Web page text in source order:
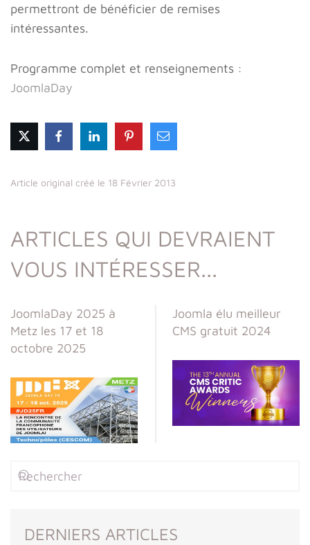
permettront de bénéficier de remises
intéressantes.
Programme complet et renseignements :
JoomlaDay
Article original créé le 18 Février 2013
ARTICLES QUI DEVRAIENT
VOUS INTÉRESSER...
JoomlaDay 2025 à
Metz les 17 et 18
octobre 2025
Joomla élu meilleur
CMS gratuit 2024
DERNIERS ARTICLES